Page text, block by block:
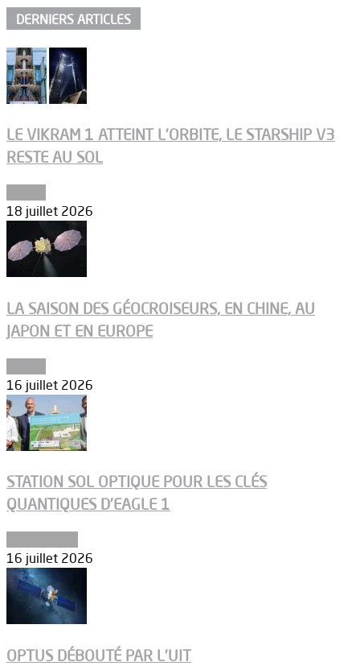
DERNIERS ARTICLES
LE VIKRAM 1 ATTEINT L’ORBITE, LE STARSHIP V3
RESTE AU SOL
18 juillet 2026
LA SAISON DES GÉOCROISEURS, EN CHINE, AU
JAPON ET EN EUROPE
16 juillet 2026
STATION SOL OPTIQUE POUR LES CLÉS
QUANTIQUES D’EAGLE 1
16 juillet 2026
OPTUS DÉBOUTÉ PAR L’UIT